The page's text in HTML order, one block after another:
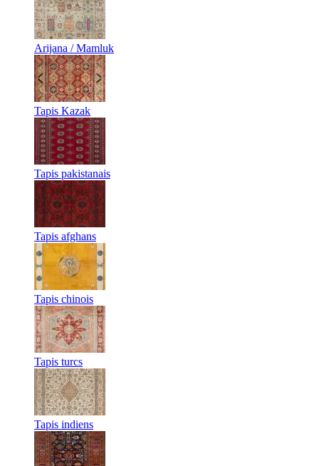
Arijana / Mamluk
Tapis Kazak
Tapis pakistanais
Tapis afghans
Tapis chinois
Tapis turcs
Tapis indiens